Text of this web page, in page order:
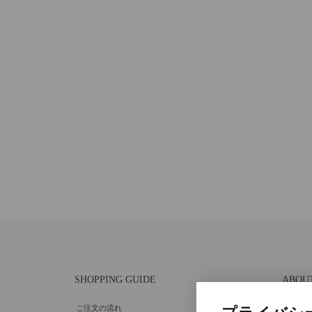
SHOPPING GUIDE
ご注文の流れ 個人情